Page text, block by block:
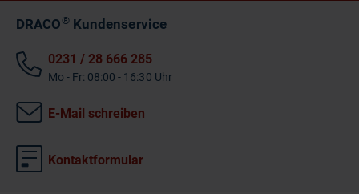
DRACO®Kundenservice
0231 / 28 666 285
Mo - Fr: 08:00 - 16:30 Uhr
E-Mail schreiben
Kontaktformular